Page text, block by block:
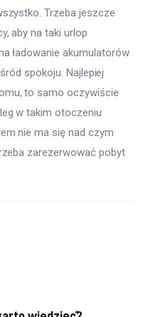
Trzeba jeszcze
aby na taki urlop
ładowanie akumulatorów
spokoju. Najlepiej
to samo oczywiście
w takim otoczeniu
nie ma się nad czym
zarezerwować pobyt